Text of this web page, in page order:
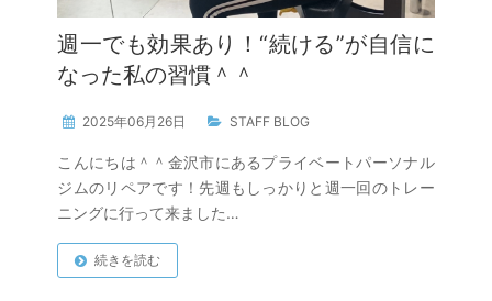
週一でも効果あり！“続ける”が自信に
なった私の習慣＾＾
2025年06月26日 STAFF BLOG
こんにちは＾＾金沢市にあるプライベートパーソナル
ジムのリペアです！先週もしっかりと週一回のトレー
ニングに行って来ました…
続きを読む